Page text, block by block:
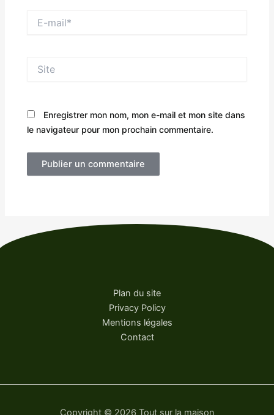
mail*
Enregistrer mon nom, mon e-mail et mon site dans
le navigateur pour mon prochain commentaire.
Plan du site
Privacy Policy
Mentions légales
Contact
Copyright © 2026 Tout sur la maison